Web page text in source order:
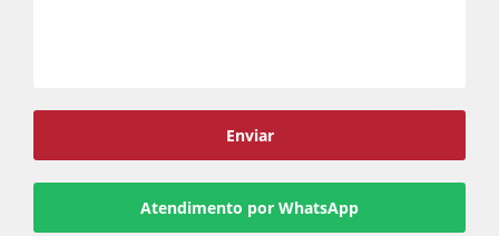
Enviar
Atendimento por WhatsApp